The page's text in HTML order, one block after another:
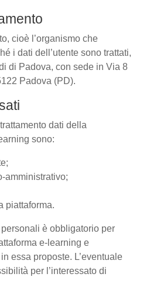
cioè l’organismo che
i dati dell’utente sono trattati,
di Padova, con sede in Via 8
Padova (PD).
dati della
sono:
amministrativo;
piattaforma.
personali è obbligatorio per
e-learning e
essa proposte. L’eventuale
per l’interessato di